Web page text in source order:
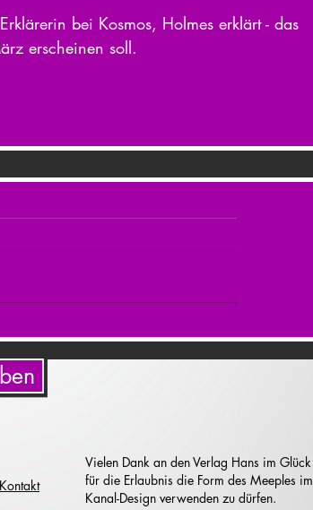
bei Kosmos, Holmes erklärt - das
erscheinen soll.
Kontakt
Vielen Dank an den Verlag Hans im Glück
für die Erlaubnis die Form des Meeples im
Kanal-Design verwenden zu dürfen.